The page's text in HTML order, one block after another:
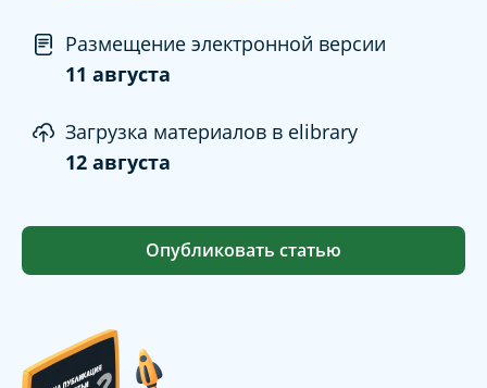
Размещение электронной версии
11 августа
Загрузка материалов в elibrary
12 августа
Опубликовать статью